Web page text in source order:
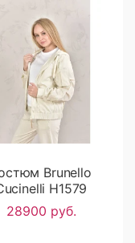
Brunello
H1579
28900 руб.